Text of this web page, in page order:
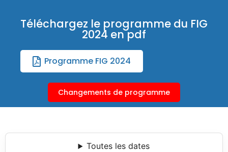
Téléchargez le programme du FIG
2024 en pdf
Programme FIG 2024
Changements de programme
Toutes les dates